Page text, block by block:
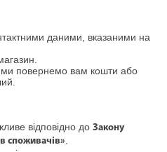
даними, вказаними на
ми повернемо вам кошти або
відповідно до Закону
споживачів».